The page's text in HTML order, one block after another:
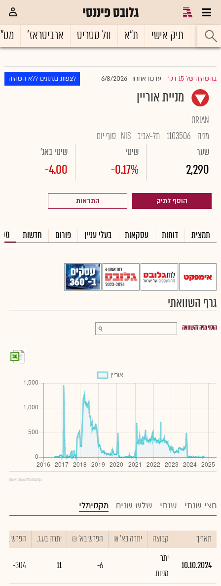
גלובס פיננסי
ראשי תיק אישי ת"א וול סטריט ארביטראז'
בהשהיה של 15 דק' עדכון אחרון 6/8/2026 לצפות בנתונים ללא השהיה
מניית אוריין
ORIAN
מניה 1103506 תל-אביב NIS סוף יום
שער
2,290
שינוי
-0.17%
שינוי באג'
-4.00
הוסף לתיק התראות
תמצית דוחות עסקאות בעלי עניין פורום חדשות
גרף השוואתי
הוסף מניה להשוואה
Copyright (c) 2016 Chart.js
חצי שנתי שנתי שלש שנים מקסימלי
תאריך קבוצה יתרה בא' ₪ הפרש בא' ₪ יתרה בע.נ. הפרש
10.10.2024
יתר
מניות
-6
11
-304